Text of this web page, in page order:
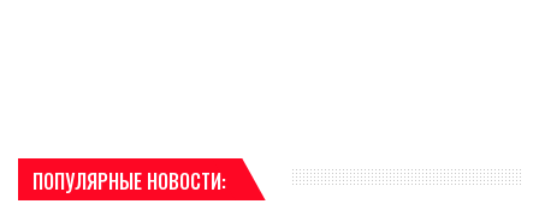
ПОПУЛЯРНЫЕ НОВОСТИ: